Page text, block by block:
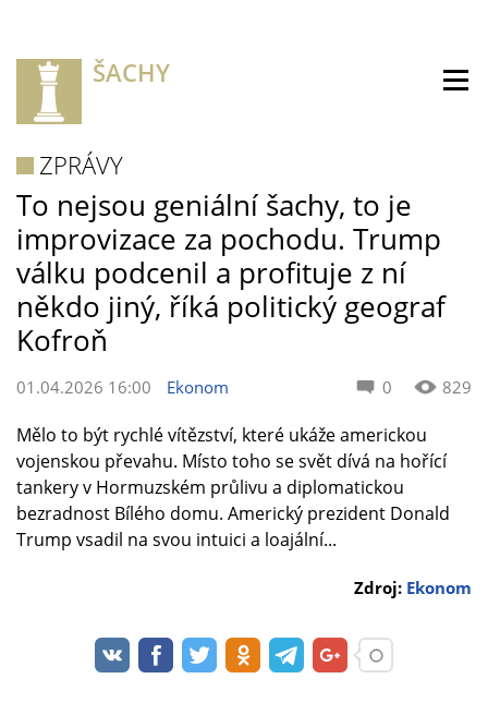
ŠACHY
ZPRÁVY
To nejsou geniální šachy, to je
improvizace za pochodu. Trump
válku podcenil a profituje z ní
někdo jiný, říká politický geograf
Kofroň
0 829
01.04.2026 16:00 Ekonom
Mělo to být rychlé vítězství, které ukáže americkou
vojenskou převahu. Místo toho se svět dívá na hořící
tankery v Hormuzském průlivu a diplomatickou
bezradnost Bílého domu. Americký prezident Donald
Trump vsadil na svou intuici a loajální...
Zdroj: Ekonom